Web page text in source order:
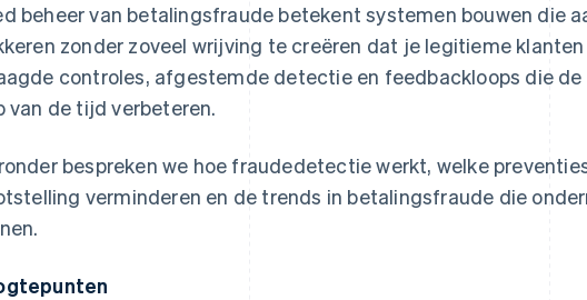
beheer van betalingsfraude betekent systemen bouwen die
zonder zoveel wrijving te creëren dat je legitieme
controles, afgestemde detectie en feedbackloops die de
van de tijd verbeteren.
bespreken we hoe fraudedetectie werkt, welke
verminderen en de trends in betalingsfraude die